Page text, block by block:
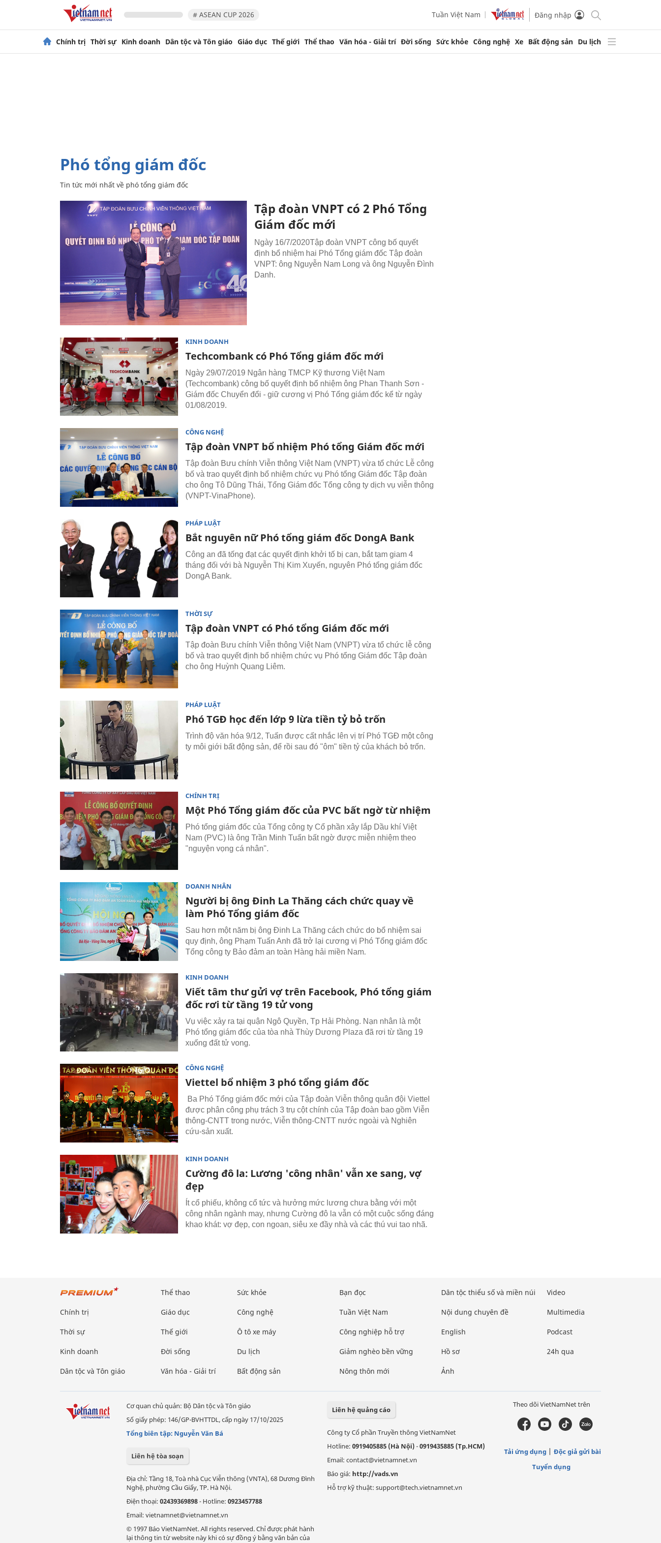
# ASEAN CUP 2026 Tuần Việt Nam Đăng nhập
Chính trị Thời sự Kinh doanh Dân tộc và Tôn giáo Giáo dục Thế giới Thể thao Văn hóa - Giải trí Đời sống Sức khỏe Công nghệ Xe Bất động sản Du lịch
phó tổng giám đốc
Tin tức mới nhất về phó tổng giám đốc
Tập đoàn VNPT có 2 Phó Tổng
Giám đốc mới
Ngày 16/7/2020Tập đoàn VNPT công bố quyết
định bổ nhiệm hai Phó Tổng giám đốc Tập đoàn
VNPT: ông Nguyễn Nam Long và ông Nguyễn Đình
Danh.
KINH DOANH
Techcombank có Phó Tổng giám đốc mới
Ngày 29/07/2019 Ngân hàng TMCP Kỹ thương Việt Nam
(Techcombank) công bố quyết định bổ nhiệm ông Phan Thanh Sơn -
Giám đốc Chuyển đổi - giữ cương vị Phó Tổng giám đốc kể từ ngày
01/08/2019.
CÔNG NGHỆ
Tập đoàn VNPT bổ nhiệm Phó tổng Giám đốc mới
Tập đoàn Bưu chính Viễn thông Việt Nam (VNPT) vừa tổ chức Lễ công
bố và trao quyết định bổ nhiệm chức vụ Phó tổng Giám đốc Tập đoàn
cho ông Tô Dũng Thái, Tổng Giám đốc Tổng công ty dịch vụ viễn thông
(VNPT-VinaPhone).
PHÁP LUẬT
Bắt nguyên nữ Phó tổng giám đốc DongA Bank
Công an đã tống đạt các quyết định khởi tố bị can, bắt tạm giam 4
tháng đối với bà Nguyễn Thị Kim Xuyến, nguyên Phó tổng giám đốc
DongA Bank.
THỜI SỰ
Tập đoàn VNPT có Phó tổng Giám đốc mới
Tập đoàn Bưu chính Viễn thông Việt Nam (VNPT) vừa tổ chức lễ công
bố và trao quyết định bổ nhiệm chức vụ Phó tổng Giám đốc Tập đoàn
cho ông Huỳnh Quang Liêm.
PHÁP LUẬT
Phó TGĐ học đến lớp 9 lừa tiền tỷ bỏ trốn
Trình độ văn hóa 9/12, Tuấn được cất nhắc lên vị trí Phó TGĐ một công
ty môi giới bất động sản, để rồi sau đó "ôm" tiền tỷ của khách bỏ trốn.
CHÍNH TRỊ
Một Phó Tổng giám đốc của PVC bất ngờ từ nhiệm
Phó tổng giám đốc của Tổng công ty Cổ phần xây lắp Dầu khí Việt
Nam (PVC) là ông Trần Minh Tuấn bất ngờ được miễn nhiệm theo
"nguyện vọng cá nhân".
DOANH NHÂN
Người bị ông Đinh La Thăng cách chức quay về
làm Phó Tổng giám đốc
Sau hơn một năm bị ông Đinh La Thăng cách chức do bổ nhiệm sai
quy định, ông Phạm Tuấn Anh đã trở lại cương vị Phó Tổng giám đốc
Tổng công ty Bảo đảm an toàn Hàng hải miền Nam.
KINH DOANH
Viết tâm thư gửi vợ trên Facebook, Phó tổng giám
đốc rơi từ tầng 19 tử vong
Vụ việc xảy ra tại quận Ngô Quyền, Tp Hải Phòng. Nạn nhân là một
Phó tổng giám đốc của tòa nhà Thùy Dương Plaza đã rơi từ tầng 19
xuống đất tử vong.
CÔNG NGHỆ
Viettel bổ nhiệm 3 phó tổng giám đốc
Ba Phó Tổng giám đốc mới của Tập đoàn Viễn thông quân đội Viettel
được phân công phụ trách 3 trụ cột chính của Tập đoàn bao gồm Viễn
thông-CNTT trong nước, Viễn thông-CNTT nước ngoài và Nghiên
cứu-sản xuất.
KINH DOANH
Cường đô la: Lương 'công nhân' vẫn xe sang, vợ
đẹp
Ít cổ phiếu, không cổ tức và hưởng mức lương chưa bằng với một
công nhân ngành may, nhưng Cường đô la vẫn có một cuộc sống đáng
khao khát: vợ đẹp, con ngoan, siêu xe đầy nhà và các thú vui tao nhã.
Chính trị
Thời sự
Kinh doanh
Dân tộc và Tôn giáo
Thể thao
Giáo dục
Thế giới
Đời sống
Văn hóa - Giải trí
Sức khỏe
Công nghệ
Ô tô xe máy
Du lịch
Bất động sản
Bạn đọc
Tuần Việt Nam
Công nghiệp hỗ trợ
Giảm nghèo bền vững
Nông thôn mới
Dân tộc thiểu số và miền núi
Nội dung chuyên đề
English
Hồ sơ
Ảnh
Video
Multimedia
Podcast
24h qua
Cơ quan chủ quản: Bộ Dân tộc và Tôn giáo
Số giấy phép: 146/GP-BVHTTDL, cấp ngày 17/10/2025
Tổng biên tập: Nguyễn Văn Bá
Liên hệ tòa soạn
Địa chỉ: Tầng 18, Toà nhà Cục Viễn thông (VNTA), 68 Dương Đình
Nghệ, phường Cầu Giấy, TP. Hà Nội.
Điện thoại: 02439369898- Hotline: 0923457788
Email: vietnamnet@vietnamnet.vn
© 1997 Báo VietNamNet. All rights reserved. Chỉ được phát hành
lại thông tin từ website này khi có sự đồng ý bằng văn bản của
Liên hệ quảng cáo
Công ty Cổ phần Truyền thông VietNamNet
Hotline: 0919405885 (Hà Nội)-0919435885 (Tp.HCM)
Email: contact@vietnamnet.vn
Báo giá: http://vads.vn
Hỗ trợ kỹ thuật: support@tech.vietnamnet.vn
Theo dõi VietNamNet trên
Tải ứng dụng
Độc giả gửi bài
Tuyển dụng